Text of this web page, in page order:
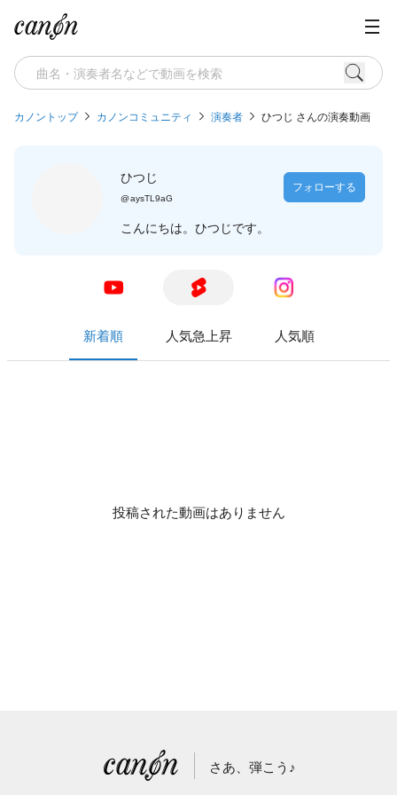
カノントップ カノンコミュニティ 演奏者 ひつじ さんの演奏動画
ひつじ
@aysTL9aG
フォローする
こんにちは。ひつじです。
新着順 人気急上昇 人気順
投稿された動画はありません
さあ、弾こう♪